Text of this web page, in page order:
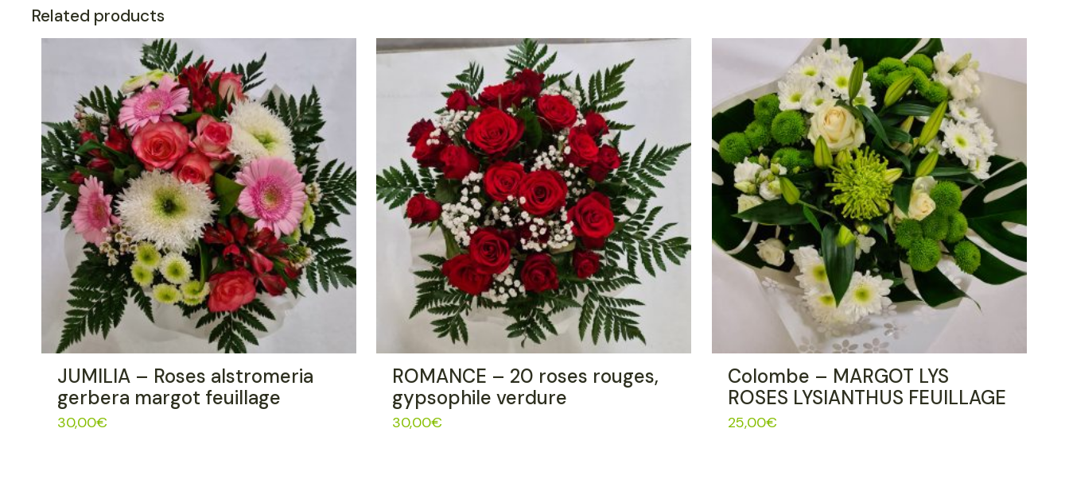
Related products
JUMILIA – Roses alstromeria
gerbera margot feuillage
30,00€
ROMANCE – 20 roses rouges,
gypsophile verdure
30,00€
Colombe – MARGOT LYS
ROSES LYSIANTHUS FEUILLAGE
25,00€